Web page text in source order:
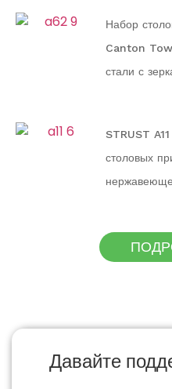
Набор
Canton
стали с
STRUST
столовых
Давайте